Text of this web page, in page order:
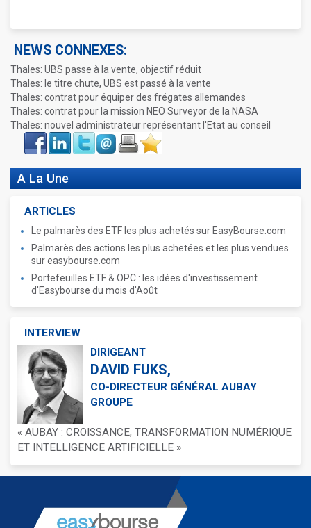
NEWS CONNEXES:
Thales: UBS passe à la vente, objectif réduit
Thales: le titre chute, UBS est passé à la vente
Thales: contrat pour équiper des frégates allemandes
Thales: contrat pour la mission NEO Surveyor de la NASA
Thales: nouvel administrateur représentant l'Etat au conseil
Face
book
LinkIn Twitter Envoyer ImprimerFavoris
A La Une
ARTICLES
Le palmarès des ETF les plus achetés sur EasyBourse.com
Palmarès des actions les plus achetées et les plus vendues
sur easybourse.com
Portefeuilles ETF & OPC : les idées d'investissement
d'Easybourse du mois d'Août
INTERVIEW
DIRIGEANT
DAVID FUKS,
CO-DIRECTEUR GÉNÉRAL AUBAY
GROUPE
« AUBAY : CROISSANCE, TRANSFORMATION NUMÉRIQUE
ET INTELLIGENCE ARTIFICIELLE »